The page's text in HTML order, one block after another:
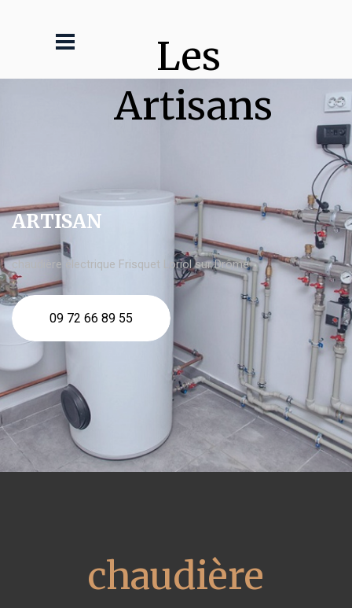
Les
Artisans
ARTISAN
chaudière électrique Frisquet Loriol sur Drôme
09 72 66 89 55
chaudière